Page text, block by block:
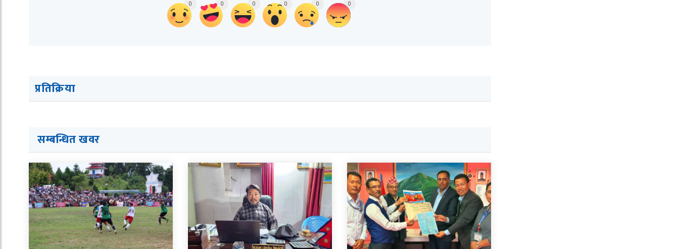
0 0 0 0 0 0
प्रतिक्रिया
सम्बन्धित खवर